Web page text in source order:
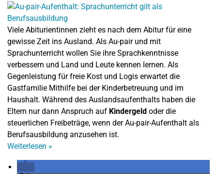
Viele Abiturientinnen zieht es nach dem Abitur für eine
gewisse Zeit ins Ausland. Als Au-pair und mit
Sprachunterricht wollen Sie ihre Sprachkenntnisse
verbessern und Land und Leute kennen lernen. Als
Gegenleistung für freie Kost und Logis erwartet die
Gastfamilie Mithilfe bei der Kinderbetreuung und im
Haushalt. Während des Auslandsaufenthalts haben die
Eltern nur dann Anspruch auf Kindergeld oder die
steuerlichen Freibeträge, wenn der Au-pair-Aufenthalt als
Berufsausbildung anzusehen ist.
Weiterlesen »